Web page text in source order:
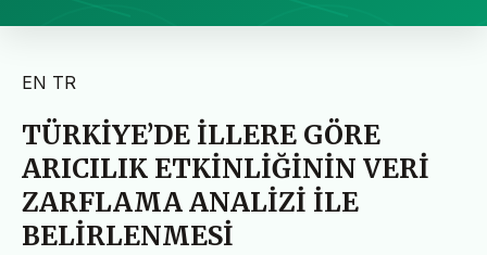
EN TR
TÜRKİYE’DE İLLERE GÖRE
ARICILIK ETKİNLİĞİNİN VERİ
ZARFLAMA ANALİZİ İLE
BELİRLENMESİ